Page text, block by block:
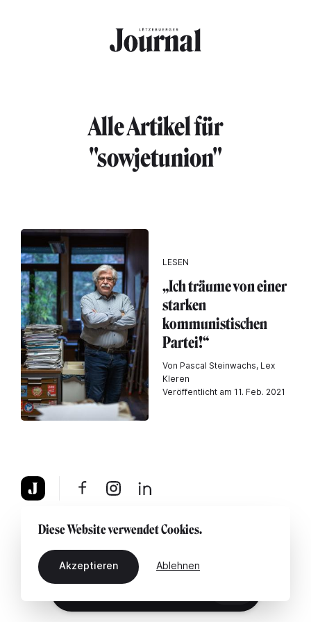
Alle Artikel für
"sowjetunion"
LESEN
„Ich träume von einer
starken
kommunistischen
Partei!“
Von Pascal Steinwachs, Lex
Kleren
Veröffentlicht am 11. Feb. 2021
Über uns Rechtshinweis Kontaktiere uns
Diese Website verwendet Cookies.
Akzeptieren Ablehnen